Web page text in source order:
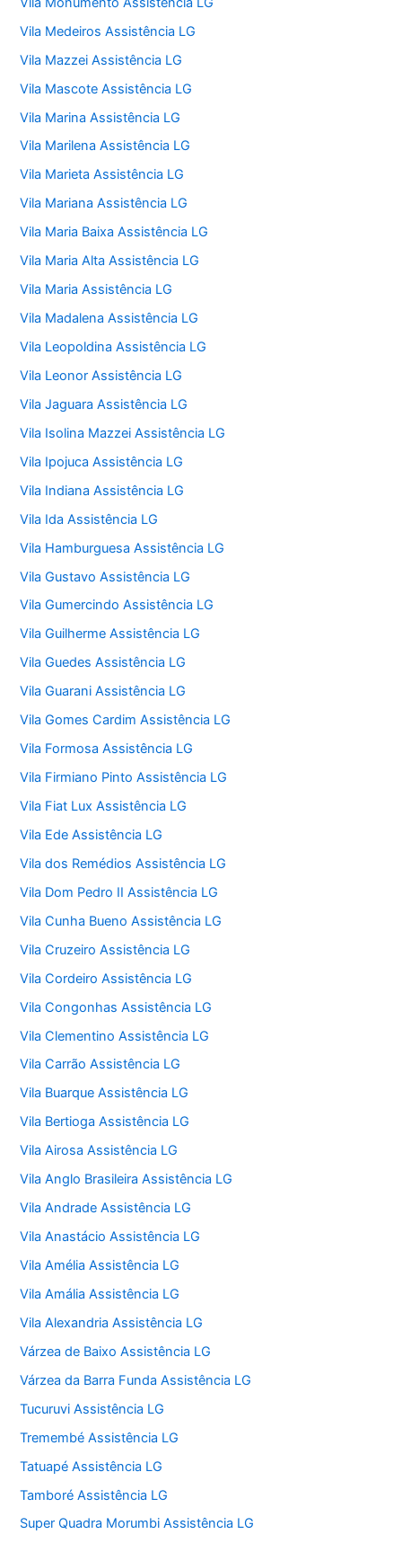
Vila Medeiros Assistência LG
Vila Mazzei Assistência LG
Vila Mascote Assistência LG
Vila Marina Assistência LG
Vila Marilena Assistência LG
Vila Marieta Assistência LG
Vila Mariana Assistência LG
Vila Maria Baixa Assistência LG
Vila Maria Alta Assistência LG
Vila Maria Assistência LG
Vila Madalena Assistência LG
Vila Leopoldina Assistência LG
Vila Leonor Assistência LG
Vila Jaguara Assistência LG
Vila Isolina Mazzei Assistência LG
Vila Ipojuca Assistência LG
Vila Indiana Assistência LG
Vila Ida Assistência LG
Vila Hamburguesa Assistência LG
Vila Gustavo Assistência LG
Vila Gumercindo Assistência LG
Vila Guilherme Assistência LG
Vila Guedes Assistência LG
Vila Guarani Assistência LG
Vila Gomes Cardim Assistência LG
Vila Formosa Assistência LG
Vila Firmiano Pinto Assistência LG
Vila Fiat Lux Assistência LG
Vila Ede Assistência LG
Vila dos Remédios Assistência LG
Vila Dom Pedro II Assistência LG
Vila Cunha Bueno Assistência LG
Vila Cruzeiro Assistência LG
Vila Cordeiro Assistência LG
Vila Congonhas Assistência LG
Vila Clementino Assistência LG
Vila Carrão Assistência LG
Vila Buarque Assistência LG
Vila Bertioga Assistência LG
Vila Airosa Assistência LG
Vila Anglo Brasileira Assistência LG
Vila Andrade Assistência LG
Vila Anastácio Assistência LG
Vila Amélia Assistência LG
Vila Amália Assistência LG
Vila Alexandria Assistência LG
Várzea de Baixo Assistência LG
Várzea da Barra Funda Assistência LG
Tucuruvi Assistência LG
Tremembé Assistência LG
Tatuapé Assistência LG
Tamboré Assistência LG
Super Quadra Morumbi Assistência LG